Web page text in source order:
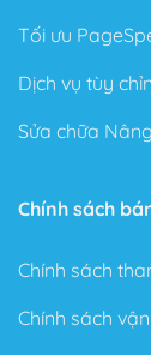
Tối ưu
Dịch vụ tùy
Sửa chữa
Chính sách
Chính sách
Chính sách